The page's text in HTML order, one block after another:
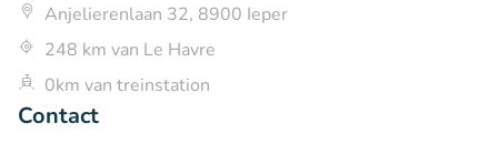
Anjelierenlaan 32, 8900 Ieper
248 km van Le Havre
0km van treinstation
Contact